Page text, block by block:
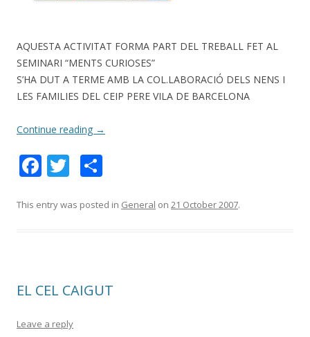
AQUESTA ACTIVITAT FORMA PART DEL TREBALL FET AL
SEMINARI “MENTS CURIOSES”
S’HA DUT A TERME AMB LA COL.LABORACIÓ DELS NENS I
LES FAMILIES DEL CEIP PERE VILA DE BARCELONA
Continue reading →
F
e
k
T
itt ar
This entry was posted in General on 21 October 2007.
EL CEL CAIGUT
Leave a reply